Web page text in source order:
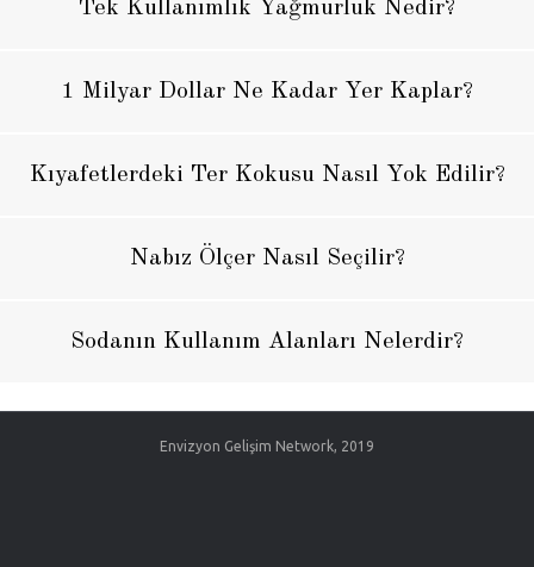
Tek Kullanımlık Yağmurluk Nedir?
1 Milyar Dollar Ne Kadar Yer Kaplar?
Kıyafetlerdeki Ter Kokusu Nasıl Yok Edilir?
Nabız Ölçer Nasıl Seçilir?
Sodanın Kullanım Alanları Nelerdir?
Envizyon Gelişim Network, 2019